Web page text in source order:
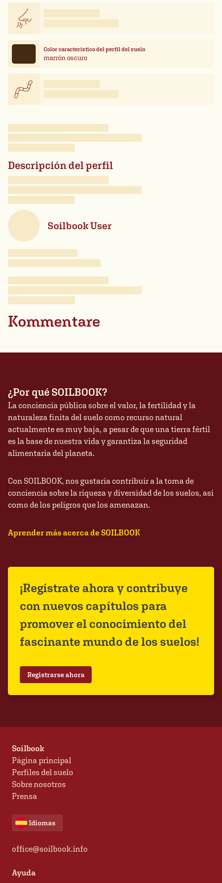
Color característico del perfil del suelo
marrón oscuro
Descripción del perfil
Soilbook User
Kommentare
¿Por qué SOILBOOK?
La conciencia pública sobre el valor, la fertilidad y la
naturaleza finita del suelo como recurso natural
actualmente es muy baja, a pesar de que una tierra fértil
es la base de nuestra vida y garantiza la seguridad
alimentaria del planeta.
Con SOILBOOK, nos gustaría contribuir a la toma de
conciencia sobre la riqueza y diversidad de los suelos, así
como de los peligros que los amenazan.
Aprender más acerca de SOILBOOK
¡Regístrate ahora y contribuye
con nuevos capítulos para
promover el conocimiento del
fascinante mundo de los suelos!
Registrarse ahora
Soilbook
Página principal
Perfiles del suelo
Sobre nosotros
Prensa
Idiomas
office@soilbook.info
Ayuda